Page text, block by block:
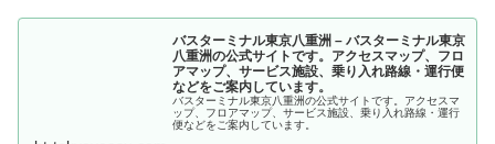
バスターミナル東京八重洲 – バスターミナル東京
八重洲の公式サイトです。アクセスマップ、フロ
アマップ、サービス施設、乗り入れ路線・運行便
などをご案内しています。
バスターミナル東京八重洲の公式サイトです。アクセスマ
ップ、フロアマップ、サービス施設、乗り入れ路線・運行
便などをご案内しています。